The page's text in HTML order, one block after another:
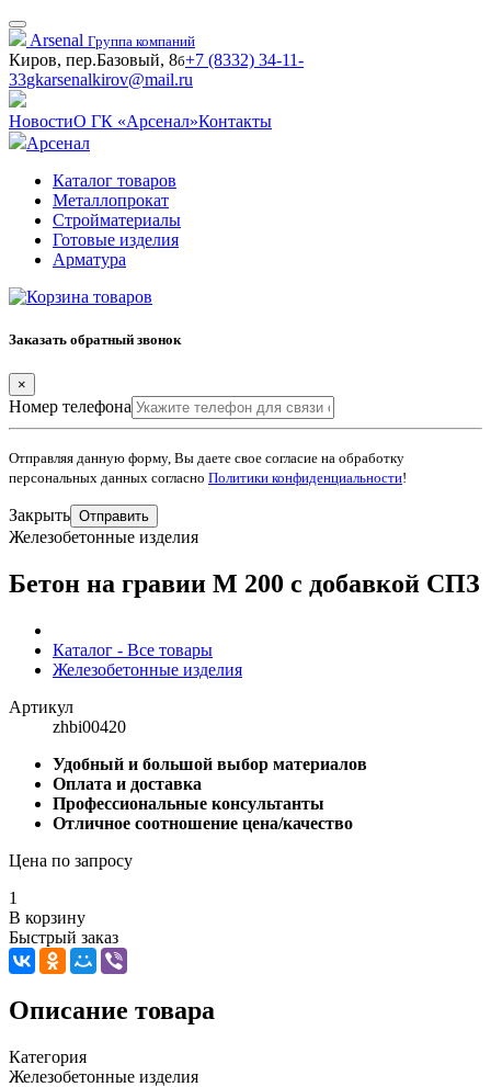
Arsenal Группа компаний
Киров, пер.Базовый, 8б+7 (8332) 34-11-
33gkarsenalkirov@mail.ru
НовостиО ГК «Арсенал»Контакты
Арсенал
Каталог товаров
Металлопрокат
Стройматериалы
Готовые изделия
Арматура
Заказать обратный звонок
×
Номер телефона
Отправляя данную форму, Вы даете свое согласие на обработку
персональных данных согласно Политики конфиденциальности!
Закрыть Отправить
Железобетонные изделия
Бетон на гравии М 200 с добавкой СПЗ
Каталог - Все товары
Железобетонные изделия
Артикул
zhbi00420
Удобный и большой выбор материалов
Оплата и доставка
Профессиональные консультанты
Отличное соотношение цена/качество
Цена по запросу
1
В корзину
Быстрый заказ
Описание товара
Категория
Железобетонные изделия